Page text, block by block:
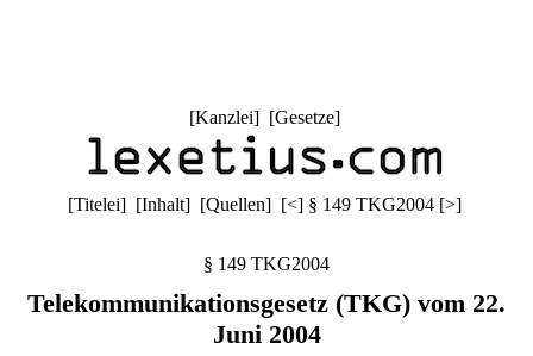
[Kanzlei] [Gesetze]
[Titelei] [Inhalt] [Quellen] [<] § 149 TKG2004 [>]
§ 149 TKG2004
Telekommunikationsgesetz (TKG) vom 22.
Juni 2004